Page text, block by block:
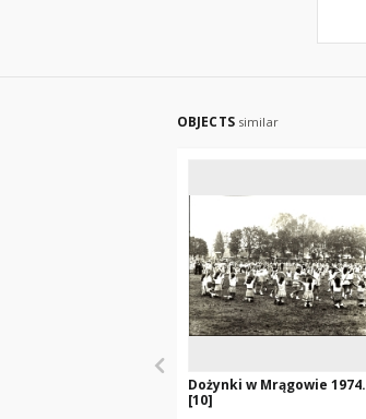
OBJECTS similar
Dożynki w Mrągowie 1974.
[10]